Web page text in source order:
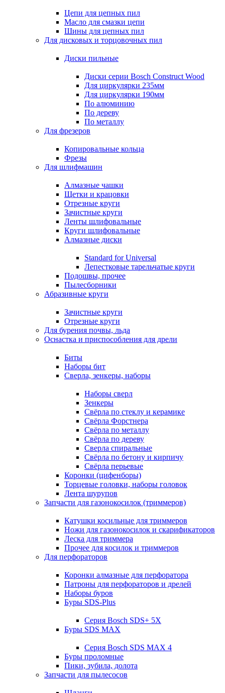
Цепи для цепных пил
Масло для смазки цепи
Шины для цепных пил
Для дисковых и торцовочных пил
Диски пильные
Диски серии Bosch Construct Wood
Для циркулярки 235мм
Для циркулярки 190мм
По алюминию
По дереву
По металлу
Для фрезеров
Копировальные кольца
Фрезы
Для шлифмашин
Алмазные чашки
Щетки и крацовки
Отрезные круги
Зачистные круги
Ленты шлифовальные
Круги шлифовальные
Алмазные диски
Standard for Universal
Лепестковые тарельчатые круги
Подошвы, прочее
Пылесборники
Абразивные круги
Зачистные круги
Отрезные круги
Для бурения почвы, льда
Оснастка и приспособления для дрели
Биты
Наборы бит
Сверла, зенкеры, наборы
Наборы сверл
Зенкеры
Свёрла по стеклу и керамике
Свёрла Форстнера
Свёрла по металлу
Свёрла по дереву
Сверла спиральные
Свёрла по бетону и кирпичу
Свёрла перьевые
Коронки (цифенборы)
Торцевые головки, наборы головок
Лента шурупов
Запчасти для газонокосилок (триммеров)
Катушки косильные для триммеров
Ножи для газонокосилок и скарификаторов
Леска для триммера
Прочее для косилок и триммеров
Для перфораторов
Коронки алмазные для перфоратора
Патроны для перфораторов и дрелей
Наборы буров
Буры SDS-Plus
Серия Bosch SDS+ 5X
Буры SDS MAX
Серия Bosch SDS MAX 4
Буры проломные
Пики, зубила, долота
Запчасти для пылесосов